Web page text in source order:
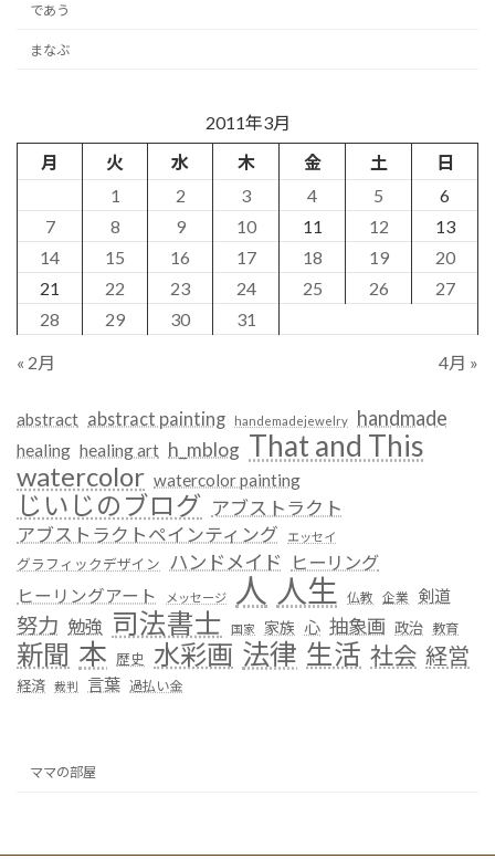
であう
まなぶ
2011年3月
月
火 水 木 金 土
日
1
2 3 4 5
6
7
8 9 10 11 12
13
14
15 16 17 18 19
20
21
22 23 24 25 26
27
28
29 30 31
« 2月 4月 »
abstract abstract painting handemadejewelry handmade
healing healing art h_mblog That and This
watercolor watercolor painting
じいじのブログ アブストラクト
アブストラクトペインティング
エッセイ
グラフィックデザイン ハンドメイド ヒーリング
ヒーリングアート メッセージ 人 人生 仏教 企業 剣道
努力 勉強 司法書士 国家 家族 心 抽象画 政治 教育
新聞 本 歴史 水彩画 法律 生活 社会 経営
経済 裁判 言葉 過払い金
ママの部屋